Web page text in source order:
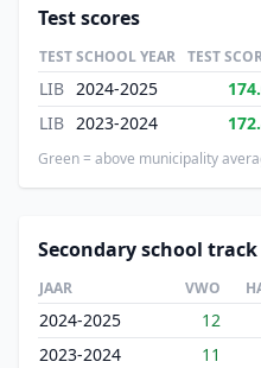
Test scores
TESTSCHOOL YEAR TEST
LIB 2024-2025
LIB 2023-2024
Green = above municipality
Secondary school
JAAR VWO
2024-2025 12
2023-2024
11